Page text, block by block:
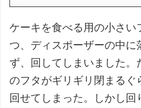
ケーキを食べる用の小さい
つ、ディスポーザーの中に
ず、回してしまいました。
のフタがギリギリ閉まるぐ
回せてしまった。しかし回